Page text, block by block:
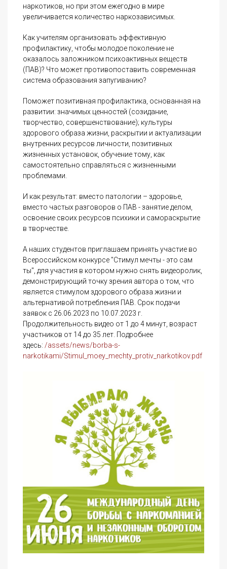
наркотиков, но при этом ежегодно в мире
увеличивается количество наркозависимых.
Как учителям организовать эффективную
профилактику, чтобы молодое поколение не
оказалось заложником психоактивных веществ
(ПАВ)? Что может противопоставить современная
система образования запугиванию?
Поможет позитивная профилактика, основанная на
развитии: значимых ценностей (созидание,
творчество, совершенствование); культуры
здорового образа жизни, раскрытии и актуализации
внутренних ресурсов личности, позитивных
жизненных установок, обучение тому, как
самостоятельно справляться с жизненными
проблемами.
И как результат: вместо патологии – здоровье,
вместо частых разговоров о ПАВ - занятие делом,
освоение своих ресурсов психики и самораскрытие
в творчестве.
А наших студентов приглашаем принять участие во
Всероссийском конкурсе "Стимул мечты - это сам
ты", для участия в котором нужно снять видеоролик,
демонстрирующий точку зрения автора о том, что
является стимулом здорового образа жизни и
альтернативой потребления ПАВ. Срок подачи
заявок с 26.06.2023 по 10.07.2023 г.
Продолжительность видео от 1 до 4 минут, возраст
участников от 14 до 35 лет. Подробнее
здесь: /assets/news/borba-s-
narkotikami/Stimul_moey_mechty_protiv_narkotikov.pdf